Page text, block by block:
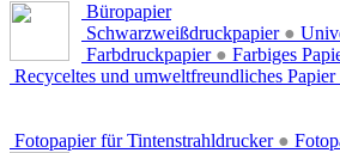
Büropapier
Schwarzweißdruckpapier ●
Farbdruckpapier ● Farbiges
Recyceltes und umweltfreundliches Papier
Fotopapier für Tintenstrahldrucker ●